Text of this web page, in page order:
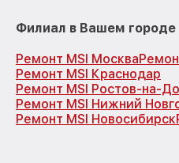
Филиал в Вашем городе
Ремонт MSI Москва
Ремонт MSI Краснодар
Ремонт MSI Ростов-на-
Ремонт MSI Нижний
Ремонт MSI Новосибирск